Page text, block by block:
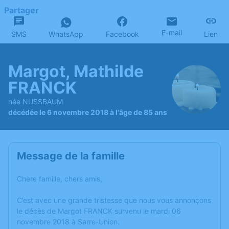
Partager
SMS WhatsApp Facebook E-mail Lien
Margot, Mathilde
FRANCK
née NUSSBAUM
décédée le 6 novembre 2018 à l'âge de 85 ans
Message de la famille
Chère famille, chers amis,
C’est avec une grande tristesse que nous vous annonçons
le décès de Margot FRANCK survenu le mardi 06
novembre 2018 à Sarre-Union.